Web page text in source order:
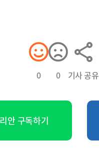
0 0 기사 공유
안 구독하기